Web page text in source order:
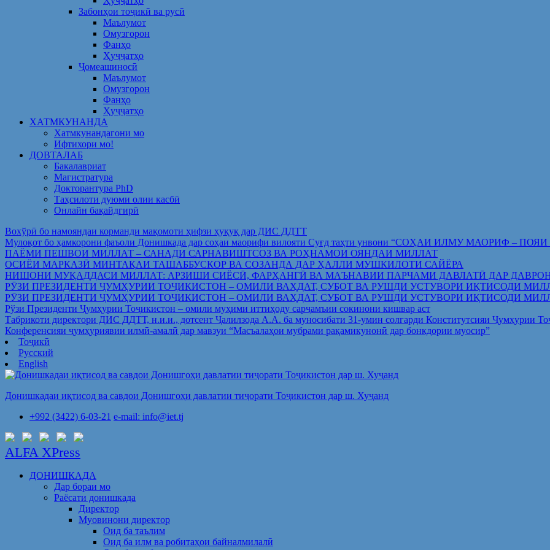
Забонҳои тоҷикӣ ва русӣ
Маълумот
Омузгорон
Фанҳо
Ҳуҷҷатҳо
Ҷомеашиносӣ
Маълумот
Омузгорон
Фанҳо
Ҳуҷҷатҳо
ХАТМКУНАНДА
Хатмкунандагони мо
Ифтихори мо!
ДОВТАЛАБ
Бакалавриат
Магистратура
Докторантура PhD
Таҳсилоти дуюми олии касбӣ
Онлайн бақайдгирӣ
Вохўрӣ бо намояндаи корманди мақомоти ҳифзи ҳуқуқ дар ДИС ДДТТ
Мулоқот бо ҳамкорони фаъоли Донишкада дар соҳаи маорифи вилояти Суғд таҳти унвони “СОҲАИ ИЛМУ МАОРИФ
ПАЁМИ ПЕШВОИ МИЛЛАТ – САНАДИ САРНАВИШТСОЗ ВА РОҲНАМОИ ОЯНДАИ МИЛЛАТ
ОСИЁИ МАРКАЗӢ МИНТАҚАИ ТАШАББУСКОР ВА СОЗАНДА ДАР ҲАЛЛИ МУШКИЛОТИ САЙЁРА
НИШОНИ МУҚАДДАСИ МИЛЛАТ: АРЗИШИ СИЁСӢ, ФАРҲАНГӢ ВА МАЪНАВИИ ПАРЧАМИ ДАВЛАТӢ ДАР
РӮЗИ ПРЕЗИДЕНТИ ҶУМҲУРИИ ТОҶИКИСТОН – ОМИЛИ ВАҲДАТ, СУБОТ ВА РУШДИ УСТУВОРИ ИҚТИСОДИ
РӮЗИ ПРЕЗИДЕНТИ ҶУМҲУРИИ ТОҶИКИСТОН – ОМИЛИ ВАҲДАТ, СУБОТ ВА РУШДИ УСТУВОРИ ИҚТИСОДИ
Рўзи Президенти Ҷумҳурии Тоҷикистон – омили муҳими иттиҳоду сарҷамъии сокинони кишвар аст
Табрикоти директори ДИС ДДТТ, н.и.и., дотсент Ҷалилзода А.А. ба муносибати 31-умин солгарди Конститутсияи Ҷумҳурии
Конференсияи ҷумҳуриявии илмӣ-амалӣ дар мавзуи “Масъалаҳои мубрами рақамикунонӣ дар бонкдории муосир”
Тоҷикӣ
Русский
English
Донишкадаи иқтисод ва савдои Донишгоҳи давлатии тиҷорати Тоҷикистон дар ш. Хуҷанд
+992 (3422) 6-03-21 e-mail: info@iet.tj
ALFA XPress
ДОНИШКАДА
Дар бораи мо
Раёсати донишкада
Директор
Муовинони директор
Оид ба таълим
Оид ба илм ва робитаҳои байналмилалӣ